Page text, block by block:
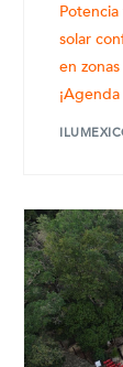
solar
en